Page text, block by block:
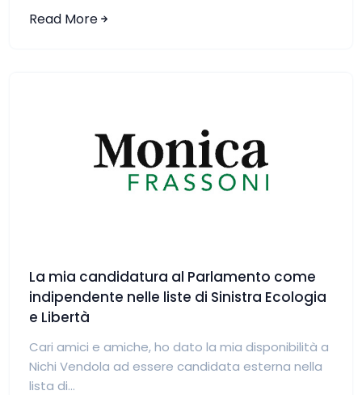
Read More
La mia candidatura al Parlamento come
indipendente nelle liste di Sinistra Ecologia
e Libertà
Cari amici e amiche, ho dato la mia disponibilità a
Nichi Vendola ad essere candidata esterna nella
lista di...